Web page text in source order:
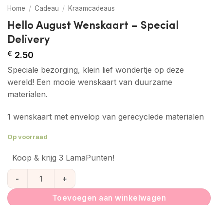
Home / Cadeau / Kraamcadeaus
Hello August Wenskaart – Special
Delivery
€ 2.50
Speciale bezorging, klein lief wondertje op deze
wereld! Een mooie wenskaart van duurzame
materialen.
1 wenskaart met envelop van gerecyclede materialen
Op voorraad
Koop & krijg 3 LamaPunten!
Hello August Wenskaart - Special Delivery aantal
Toevoegen aan winkelwagen